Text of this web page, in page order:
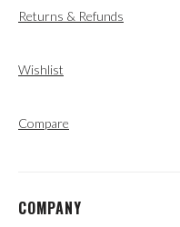
Returns & Refunds
Wishlist
Compare
COMPANY